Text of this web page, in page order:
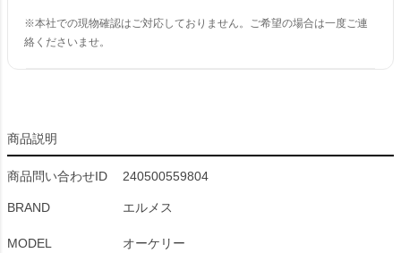
※本社での現物確認はご対応しておりません。ご希望の場合は一度ご連
絡くださいませ。
商品説明
商品問い合わせID 240500559804
BRAND エルメス
MODEL オーケリー